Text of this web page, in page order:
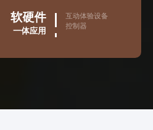
软硬件
一体应用
互动体验设备
控制器